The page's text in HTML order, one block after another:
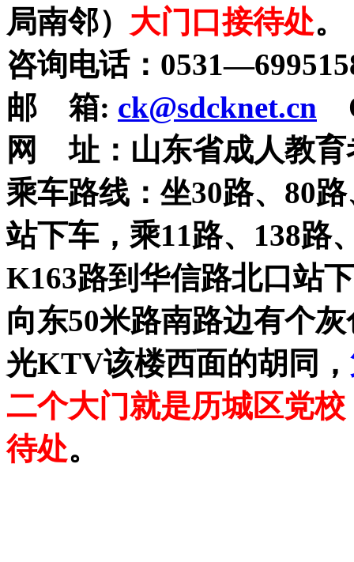
局南邻） 大门口接待处。
咨询电话：
邮 箱: ck@sdcknet.cn
网 址：山东省成人教
乘车路线：坐30路、80
站下车，乘11路、138路
K163路到华信路北口站
向东50米路南路边有个
光KTV该楼西面的胡同，
二个大门就是历城区党
待处。